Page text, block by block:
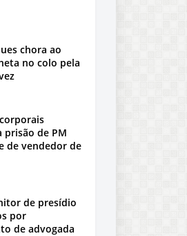
chora ao
no colo pela
prisão de PM
de vendedor de
de presídio
por
de advogada